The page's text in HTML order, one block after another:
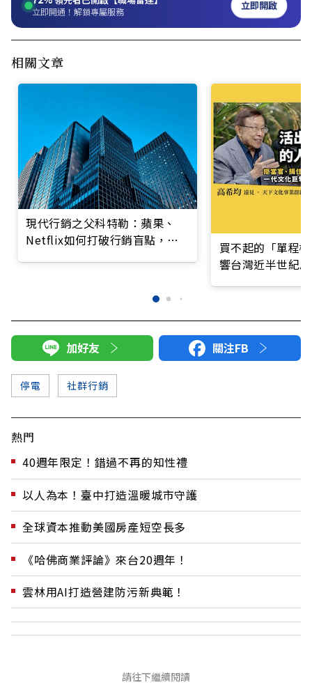
立即開通！解鎖專屬服務 立即開啟
相關文章
現代行銷之父科特勒：蘋果、
Netflix如何打破行銷盲點，提
買不起的「單程
響台灣近半世紀
加好友 關注FB
停電 社群行銷
熱門
40週年限定！錯過不再的知性禮
以人為本！臺中打造溫暖城市守護
全球資本推動美國房產短空長多
《哈佛商業評論》來台20週年！
雲林用AI打造營建防污新典範！
請往下繼續閱讀